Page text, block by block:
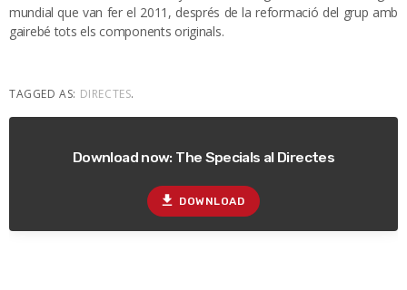
mundial que van fer el 2011, després de la reformació del grup amb
gairebé tots els components originals.
TAGGED AS: DIRECTES.
Download now: The Specials al Directes
file_download DOWNLOAD